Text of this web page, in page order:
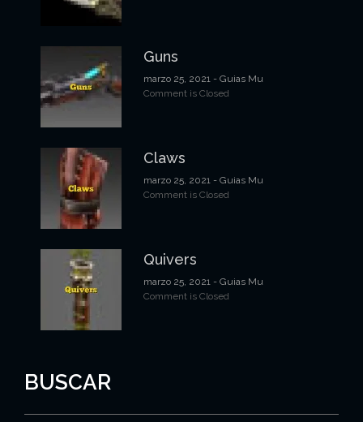
Guns
marzo 25, 2021 - Guias Mu
Comment is Closed
Claws
marzo 25, 2021 - Guias Mu
Comment is Closed
Quivers
marzo 25, 2021 - Guias Mu
Comment is Closed
BUSCAR